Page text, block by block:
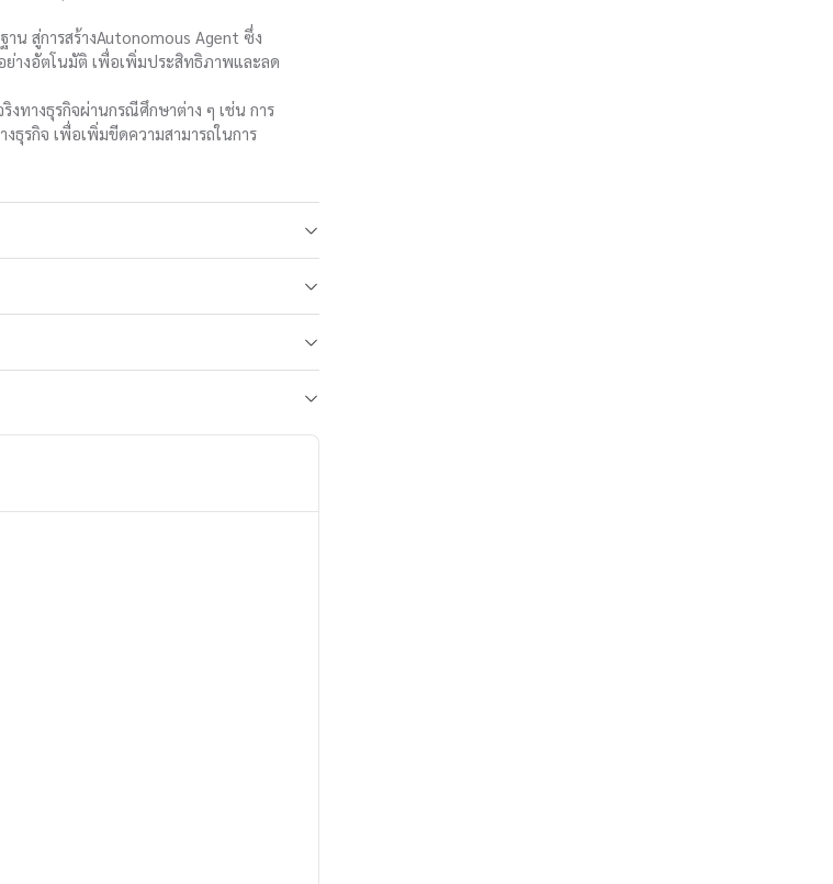
สู่การสร้างAutonomous Agent ซึ่ง
างอัตโนมัติ เพื่อเพิ่มประสิทธิภาพและลด
งทางธุรกิจผ่านกรณีศึกษาต่าง ๆ เช่น การ
ธุรกิจ เพื่อเพิ่มขีดความสามารถในการ